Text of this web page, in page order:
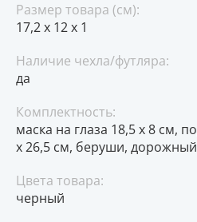
Размер товара (см):
17,2 х 12 х 1
Наличие чехла/футляра:
да
Комплектность:
маска на глаза 18,5 х 8 см,
х 26,5 см, беруши, дорожный
Цвета товара:
черный